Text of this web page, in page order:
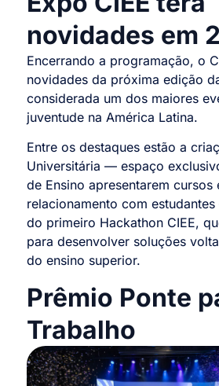
novidades em
Encerrando a programação, o
novidades da próxima edição
considerada um dos maiores
juventude na América Latina.
Entre os destaques estão a
Universitária — espaço
de Ensino apresentarem cursos
relacionamento com
do primeiro Hackathon CIEE,
para desenvolver soluções
do ensino superior.
Prêmio Ponte
Trabalho